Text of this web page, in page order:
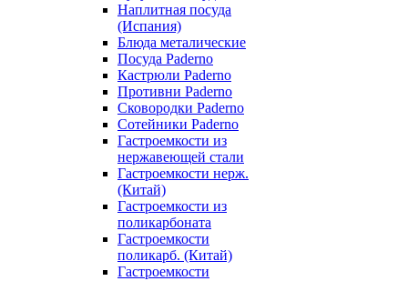
Наплитная посуда
(Испания)
Блюда металические
Посуда Paderno
Кастрюли Paderno
Противни Paderno
Сковородки Paderno
Сотейники Paderno
Гастроемкости из
нержавеющей стали
Гастроемкости нерж.
(Китай)
Гастроемкости из
поликарбоната
Гастроемкости
поликарб. (Китай)
Гастроемкости